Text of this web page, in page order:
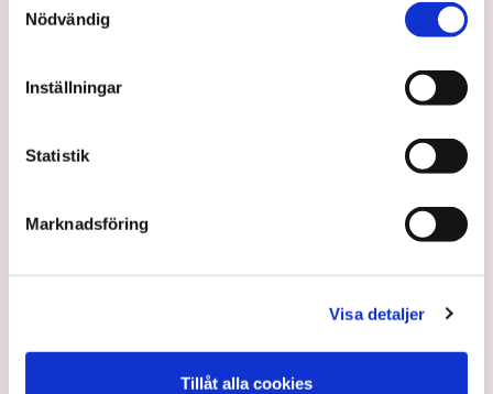
Nödvändig
Inställningar
Statistik
Marknadsföring
Visa detaljer
Tillåt alla cookies
Tysk botten kan ha passerats
Det kommer signaler om att botten i den tyska
ekonomins recession kan ha passerats.
1 year ago | Av: TT